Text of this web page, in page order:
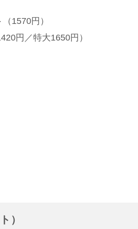
1570円）
円／特大1650円）
）